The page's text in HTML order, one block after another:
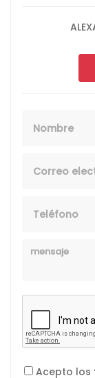
Acepto los